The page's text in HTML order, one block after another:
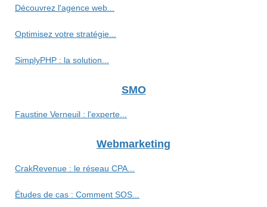
Découvrez l'agence web...
Optimisez votre stratégie...
SimplyPHP : la solution...
SMO
Faustine Verneuil : l'experte...
Webmarketing
CrakRevenue : le réseau CPA...
Études de cas : Comment SOS...